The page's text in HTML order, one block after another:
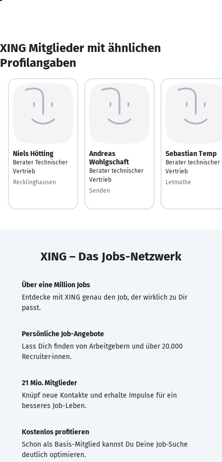
XING Mitglieder mit ähnlichen
Profilangaben
Niels Hötting
Berater Technischer
Vertrieb
Recklinghausen
Andreas
Wohlgschaft
Berater technischer
Vertrieb
Senden
Sebastian Temp
Berater technischer
Vertrieb
Letmathe
XING – Das Jobs-Netzwerk
Über eine Million Jobs
Entdecke mit XING genau den Job, der wirklich zu Dir
passt.
Persönliche Job-Angebote
Lass Dich finden von Arbeitgebern und über 20.000
Recruiter·innen.
21 Mio. Mitglieder
Knüpf neue Kontakte und erhalte Impulse für ein
besseres Job-Leben.
Kostenlos profitieren
Schon als Basis-Mitglied kannst Du Deine Job-Suche
deutlich optimieren.